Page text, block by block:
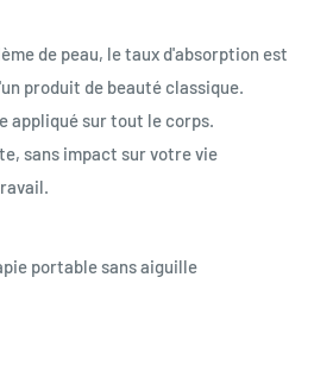
de peau, le taux d'absorption est
produit de beauté classique.
appliqué sur tout le corps.
sans impact sur votre vie
portable sans aiguille